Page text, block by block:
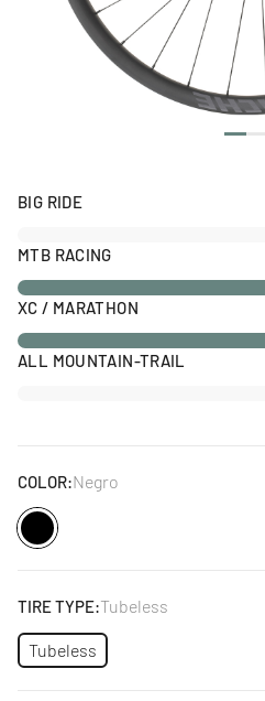
BIG RIDE
MTB RACING
XC / MARATHON
ALL MOUNTAIN-TRAIL
COLOR:Negro
Negro
TIRE TYPE:Tubeless
Tubeless